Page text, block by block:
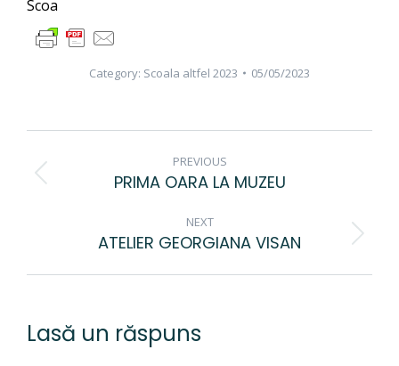
Scoa
Category: Scoala altfel 2023 05/05/2023
NAVIGATION
PREVIOUS
Previous
PRIMA OARA LA MUZEU
NEXT
Next
ATELIER GEORGIANA VISAN
Lasă un răspuns